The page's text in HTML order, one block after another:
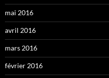
mai 2016
avril 2016
mars 2016
février 2016